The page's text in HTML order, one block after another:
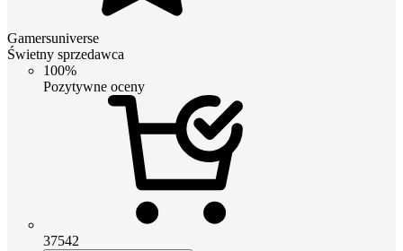
Gamersuniverse
Świetny sprzedawca
100%
Pozytywne oceny
37542